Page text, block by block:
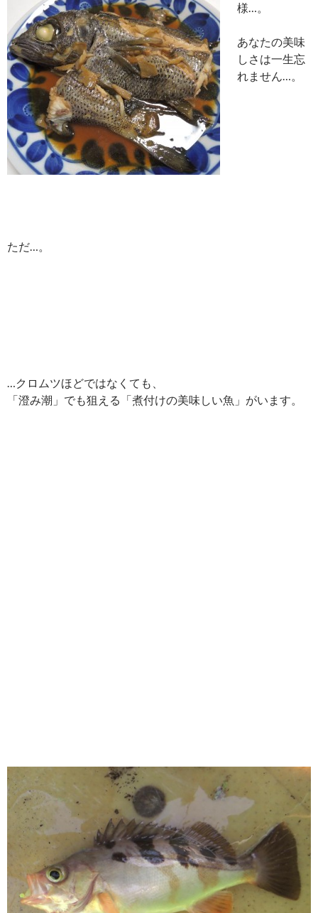
様…。
あなたの美味
しさは一生忘
れません…。
ただ…。
…クロムツほどではなくても、
「澄み潮」でも狙える「煮付けの美味しい魚」がいます。